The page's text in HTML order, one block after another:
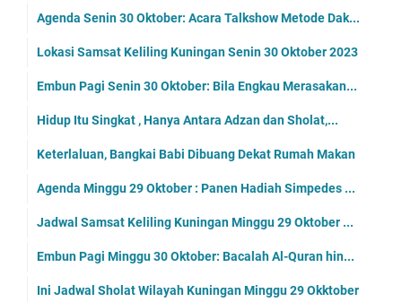
Lokasi Samsat Keliling Selasa 31 Oktober Ada di Ku...
Agenda Selasa 31 Oktober: Peringatan Maulid Nabi M...
Embun Pagi Selasa 31 Oktober: Bila Sirimu Sulit Un...
Dengan Sholatl Engkau Bisa Memperbaiki Diri, Jadw...
Ini Lawan Gemilang Raya di Babak 52 Besar Piala So...
Kabar Menggembirakan, Lakemba Muda U-15 Lolos ke B...
Lawan Tuan Rumah, Misi Gemilang Raya Raih Poin Tak...
Laga Kedua Piala Soeratin U-15 Pesik Kembali Gagal...
Rumah Terbakar, Uang Tunai Puluhan Juta Ikut Ludes...